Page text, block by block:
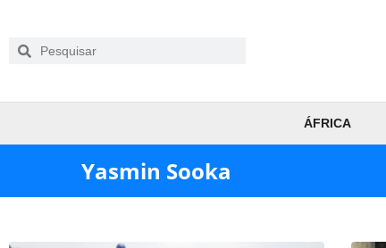
ÁFRICA
Yasmin Sooka